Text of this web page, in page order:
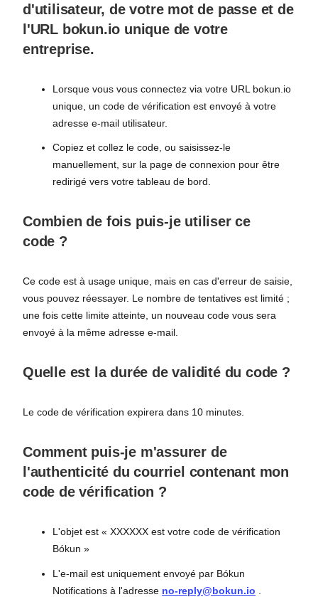
d'utilisateur, de votre mot de passe et de
l'URL bokun.io unique de votre
entreprise.
Lorsque vous vous connectez via votre URL bokun.io
unique, un code de vérification est envoyé à votre
adresse e-mail utilisateur.
Copiez et collez le code, ou saisissez-le
manuellement, sur la page de connexion pour être
redirigé vers votre tableau de bord.
Combien de fois puis-je utiliser ce
code ?
Ce code est à usage unique, mais en cas d'erreur de saisie,
vous pouvez réessayer. Le nombre de tentatives est limité ;
une fois cette limite atteinte, un nouveau code vous sera
envoyé à la même adresse e-mail.
Quelle est la durée de validité du code ?
Le code de vérification expirera dans 10 minutes.
Comment puis-je m'assurer de
l'authenticité du courriel contenant mon
code de vérification ?
L'objet est « XXXXXX est votre code de vérification
Bókun »
L'e-mail est uniquement envoyé par Bókun
Notifications à l'adresse no-reply@bokun.io